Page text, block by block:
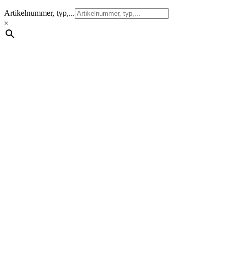
Artikelnummer, typ,...
×